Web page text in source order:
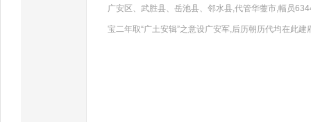
广安区、武胜县、岳池县、邻水县,代管华蓥市,幅员
宝二年取“广土安辑”之意设广安军,后历朝历代均在此